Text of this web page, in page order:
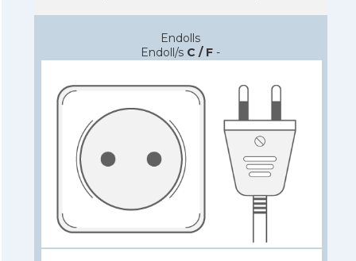
Endolls
Endoll/s C / F -